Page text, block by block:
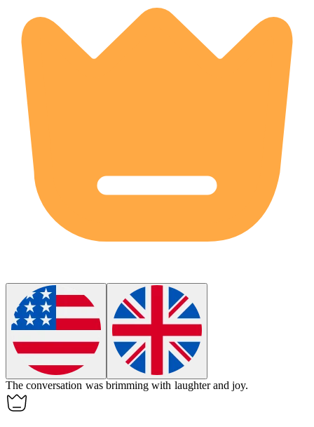
The conversation was brimming with laughter and joy.